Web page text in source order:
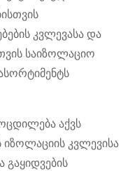
კვლევასა და
საიზოლაციო
აქვს
კვლევისა
გაყიდვების